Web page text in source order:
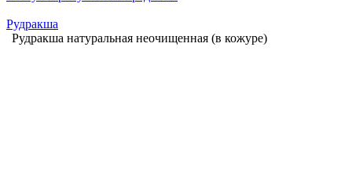
Рудракша
Рудракша натуральная неочищенная (в кожуре)